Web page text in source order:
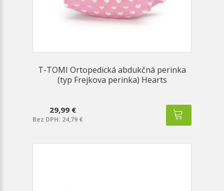
T-TOMI Ortopedická abdukčná perinka
(typ Frejkova perinka) Hearts
29,99 €
Bez DPH: 24,79 €